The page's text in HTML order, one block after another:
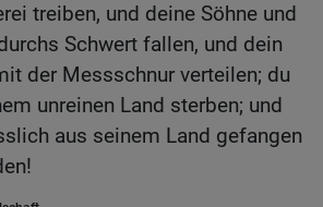
treiben, und deine Söhne und
Schwert fallen, und dein
der Messschnur verteilen; du
unreinen Land sterben; und
aus seinem Land gefangen